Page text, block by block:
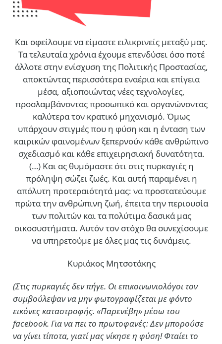
Και οφείλουμε να είμαστε ειλικρινείς μεταξύ μας.
Τα τελευταία χρόνια έχουμε επενδύσει όσο ποτέ
άλλοτε στην ενίσχυση της Πολιτικής Προστασίας,
αποκτώντας περισσότερα εναέρια και επίγεια
μέσα, αξιοποιώντας νέες τεχνολογίες,
προσλαμβάνοντας προσωπικό και οργανώνοντας
καλύτερα τον κρατικό μηχανισμό. Όμως
υπάρχουν στιγμές που η φύση και η ένταση των
καιρικών φαινομένων ξεπερνούν κάθε ανθρώπινο
σχεδιασμό και κάθε επιχειρησιακή δυνατότητα.
(…) Και ας θυμόμαστε ότι στις πυρκαγιές η
πρόληψη σώζει ζωές. Και αυτή παραμένει η
απόλυτη προτεραιότητά μας: να προστατεύουμε
πρώτα την ανθρώπινη ζωή, έπειτα την περιουσία
των πολιτών και τα πολύτιμα δασικά μας
οικοσυστήματα. Αυτόν τον στόχο θα συνεχίσουμε
να υπηρετούμε με όλες μας τις δυνάμεις.
Κυριάκος Μητσοτάκης
(Στις πυρκαγιές δεν πήγε. Οι επικοινωνιολόγοι τον
συμβούλεψαν να μην φωτογραφίζεται με φόντο
εικόνες καταστροφής. «Παρενέβη» μέσω του
facebook. Για να πει το πρωτοφανές: Δεν μπορούσε
να γίνει τίποτα, γιατί μας νίκησε η φύση! Φταίει το